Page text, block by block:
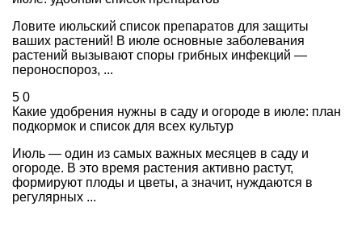
Ловите июльский список препаратов для защиты
ваших растений! В июле основные заболевания
растений вызывают споры грибных инфекций —
пероноспороз, ...
5 0
Какие удобрения нужны в саду и огороде в июле: план
подкормок и список для всех культур
Июль — один из самых важных месяцев в саду и
огороде. В это время растения активно растут,
формируют плоды и цветы, а значит, нуждаются в
регулярных ...